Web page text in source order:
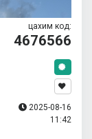
цахим код:
4676566
2025-08-16
11:42